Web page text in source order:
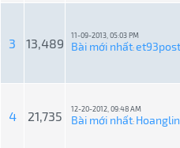
3 13,489
11-09-2013, 05:03 PM
Bài mới nhất:et93post
4 21,735 12-20-2012, 09:48 AM
Bài mới nhất: